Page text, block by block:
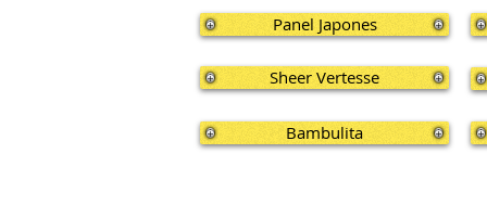
Panel Japones
Sheer Vertesse
Bambulita